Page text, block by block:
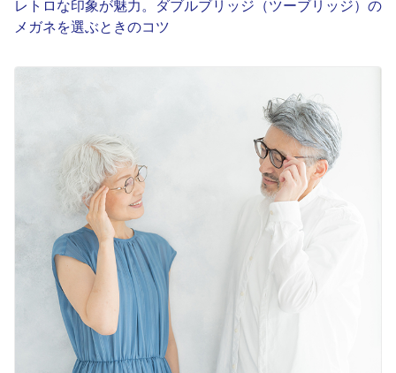
レトロな印象が魅力。ダブルブリッジ（ツーブリッジ）の
メガネを選ぶときのコツ